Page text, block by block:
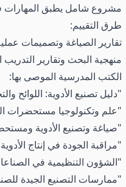
مشروع شامل يطبق المهارات في
طرق التقييم:
تقارير الصياغة وتصميمات
منهجية البحث وتقارير
الكتب المدرسية الموصى بها:
"دليل تصنيع الأدوية: اللوائح
"علم وتكنولوجيا مستحضرات
"صياغة وتصنيع الأدوية
"مراقبة الجودة في إنتاج
"الشؤون التنظيمية في
"ممارسات التصنيع الجيدة